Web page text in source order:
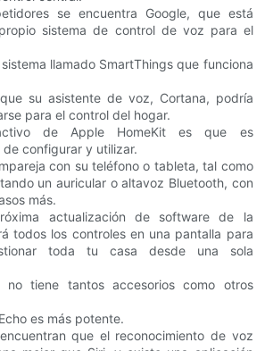
se encuentra Google, que está
sistema de control de voz para el
llamado SmartThings que funciona
su asistente de voz, Cortana, podría
para el control del hogar.
de Apple HomeKit es que es
configurar y utilizar.
con su teléfono o tableta, tal como
un auricular o altavoz Bluetooth, con
más.
actualización de software de la
todos los controles en una pantalla para
toda tu casa desde una sola
no tiene tantos accesorios como otros
es más potente.
que el reconocimiento de voz